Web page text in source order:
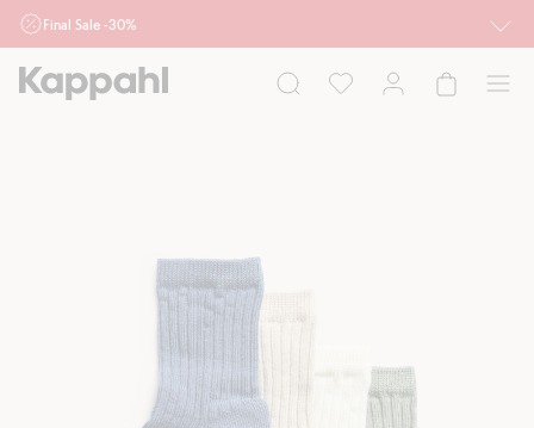
Final Sale -30%
działu outlet do 10.8 w sklepach Kappahl i Newbie oraz na kappahl.com. Ofert
nie łączymy